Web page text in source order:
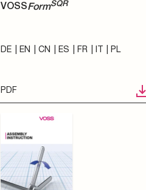
VOSSFormSQR
DE EN CN ES FR IT PL
PDF